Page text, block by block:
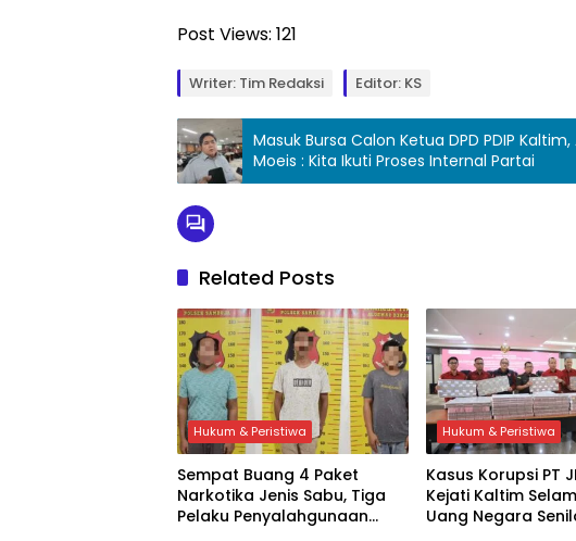
Post Views: 121
Writer: Tim Redaksi Editor: KS
Masuk Bursa Calon Ketua DPD PDIP
Moeis : Kita Ikuti Proses Internal Partai
Related Posts
Hukum & Peristiwa
Sempat Buang 4 Paket
Narkotika Jenis Sabu, Tiga
Pelaku Penyalahgunaan
Hukum & Peristiwa
Kasus Korupsi PT
Kejati Kaltim
Uang Negara